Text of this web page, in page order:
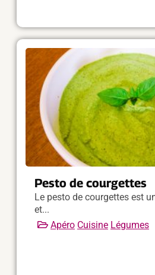
Pesto de courgettes
Le pesto de courgettes est
et...
Apéro Cuisine Légumes